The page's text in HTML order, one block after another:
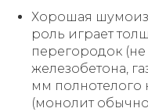
Хорошая
роль играет
перегородок
железобетона,
мм полнотелого
(монолит